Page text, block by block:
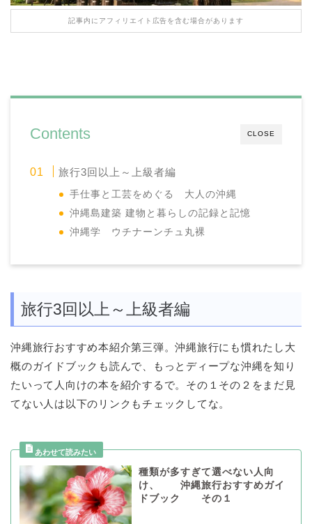
記事内にアフィリエイト広告を含む場合があります
CLOSE
Contents
旅行3回以上～上級者編
手仕事と工芸をめぐる 大人の沖縄
沖縄島建築 建物と暮らしの記録と記憶
沖縄学 ウチナーンチュ丸裸
旅行3回以上～上級者編
沖縄旅行おすすめ本紹介第三弾。沖縄旅行にも慣れたし大
概のガイドブックも読んで、もっとディープな沖縄を知り
たいって人向けの本を紹介するで。その１その２をまだ見
てない人は以下のリンクもチェックしてな。
種類が多すぎて選べない人向
け、 沖縄旅行おすすめガイ
ドブック その１